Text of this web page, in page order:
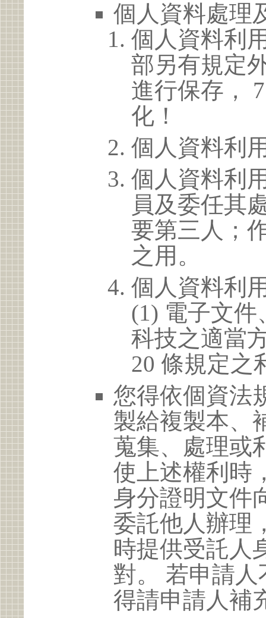
個人資料處理
個人資料利
部另有規定
進行保存，
化！
個人資料利
個人資料利
員及委任其
要第三人；
之用。
個人資料利
(1) 電子文
科技之適當
20 條規定之
您得依個資法
製給複製本、
蒐集、處理或
使上述權利時
身分證明文件
委託他人辦理
時提供受託人
對。 若申請
得請申請人補